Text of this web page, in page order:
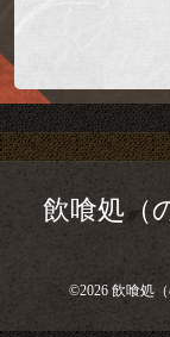
飲喰処（
©2026 飲喰処